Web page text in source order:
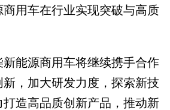
用车在行业实现突破与高质
能源商用车将继续携手合作
，加大研发力度，探索新技
造高品质创新产品，推动新